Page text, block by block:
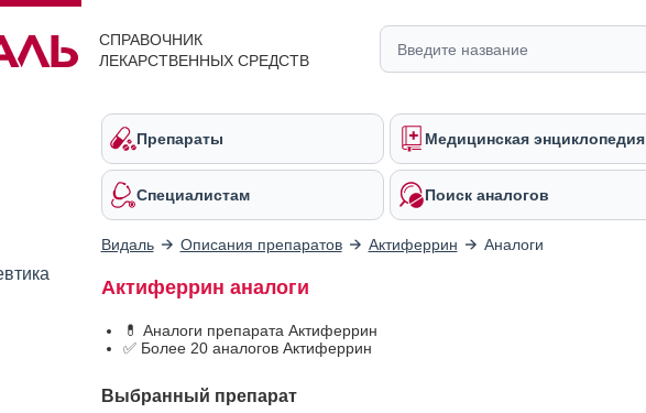
СПРАВОЧНИК
ЛЕКАРСТВЕННЫХ СРЕДСТВ
Препараты Медицинская энциклопедия
Специалистам Поиск аналогов
Видаль Описания препаратов Актиферрин Аналоги
Актиферрин аналоги
💊 Аналоги препарата Актиферрин
✅ Более 20 аналогов Актиферрин
Выбранный препарат